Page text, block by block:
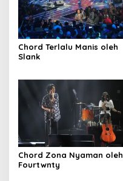
Chord Terlalu Manis oleh
Slank
Chord Zona Nyaman oleh
Fourtwnty